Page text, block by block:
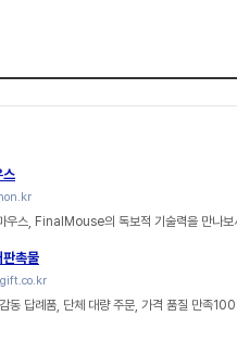
스
우스, FinalMouse의 독보적 기술력을 만나보
판촉물
동 답례품, 단체 대량 주문, 가격 품질 만족